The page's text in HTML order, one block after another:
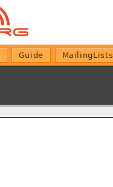
Guide MailingLists